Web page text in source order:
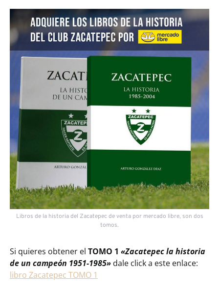
Libros de la historia del Zacatepec de venta por mercado libre, son dos
tomos.
Si quieres obtener el TOMO 1 «Zacatepec la historia
de un campeón 1951-1985» dale click a este enlace:
libro Zacatepec TOMO 1